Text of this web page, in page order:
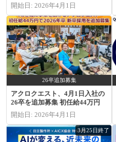
開始日: 2026年4月1日
26卒追加募集
アクロクエスト、4月1日入社の
26卒を追加募集 初任給44万円
開始日: 2026年4月1日
3月25日終了